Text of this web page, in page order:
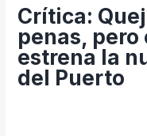
Cosas de Beckmesser
Nosotros y privacidad
Buscar:
Crítica:
penas, pero
estrena la
del Puerto